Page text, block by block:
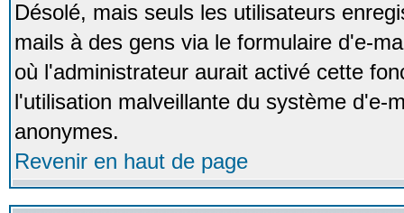
Désolé, mais seuls les utilisateurs
mails à des gens via le formulaire d'e-
où l'administrateur aurait activé cette
l'utilisation malveillante du système d'e-
anonymes.
Revenir en haut de page